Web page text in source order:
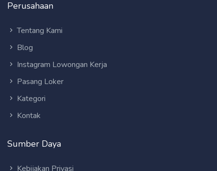
Perusahaan
Tentang Kami
Blog
Instagram Lowongan Kerja
Pasang Loker
Kategori
Kontak
Sumber Daya
Kebijakan Privasi